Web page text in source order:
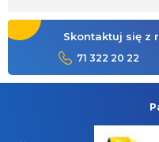
Skontaktuj się z
71 322 20 22